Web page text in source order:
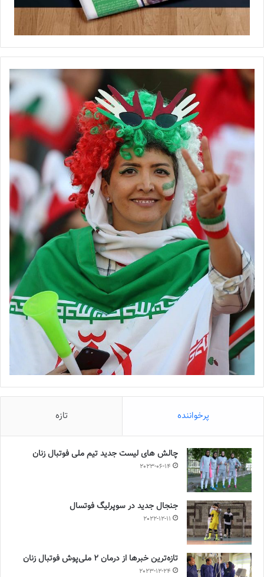
پرخواننده تازه
چالش هاى ليست جدید تيم ملى فوتبال زنان
2023-06-14
جنجال جدید در سوپرلیگ فوتسال
2022-12-11
تازه‌ترین خبرها از درمان ۲ ملی‌پوش فوتبال زنان
2023-12-24